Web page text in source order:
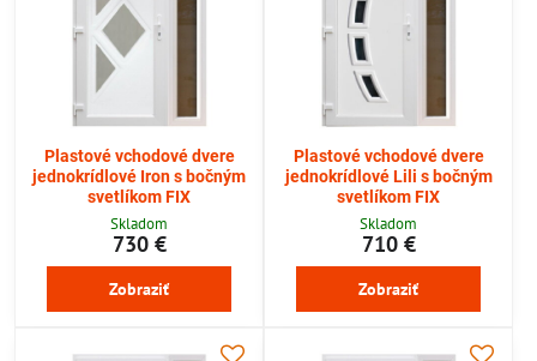
Plastové vchodové dvere
jednokrídlové Iron s bočným
svetlíkom FIX
Skladom
730 €
Zobraziť
Plastové vchodové dvere
jednokrídlové Lili s bočným
svetlíkom FIX
Skladom
710 €
Zobraziť